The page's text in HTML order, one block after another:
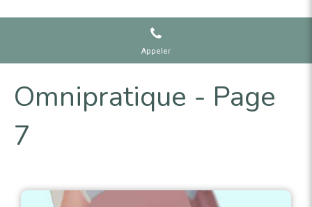
Appeler
Omnipratique - Page
7